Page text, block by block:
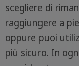
scegliere di
raggiungere a
oppure puoi
più sicuro. In